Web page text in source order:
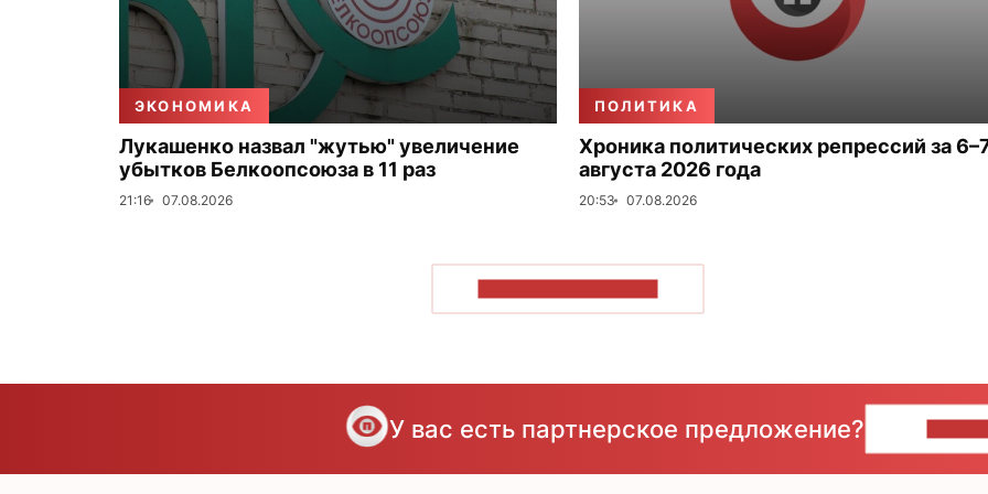
ЭКОНОМИКА
Лукашенко назвал "жутью" увеличение
убытков Белкоопсоюза в 11 раз
21:16 07.08.2026
ПОЛИТИКА
Хроника политических репрессий за
августа 2026 года
20:53 07.08.2026
У вас есть партнерское предложение?